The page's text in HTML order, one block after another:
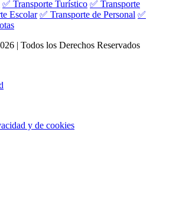
✅ Transporte Turístico ✅ Transporte
Escolar ✅ Transporte de Personal ✅
| Todos los Derechos Reservados
y de cookies